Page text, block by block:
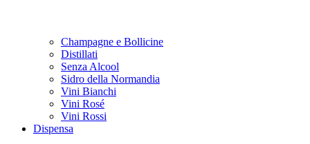
Champagne e Bollicine
Distillati
Senza Alcool
Sidro della Normandia
Vini Bianchi
Vini Rosé
Vini Rossi
Dispensa